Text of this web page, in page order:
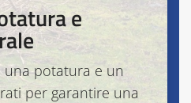
e
una potatura e un
per garantire una